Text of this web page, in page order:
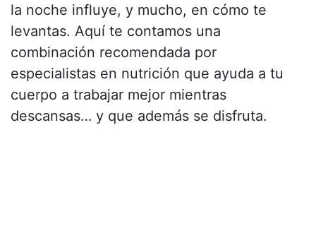
la noche influye, y mucho, en cómo te
levantas. Aquí te contamos una
combinación recomendada por
especialistas en nutrición que ayuda a tu
cuerpo a trabajar mejor mientras
descansas… y que además se disfruta.